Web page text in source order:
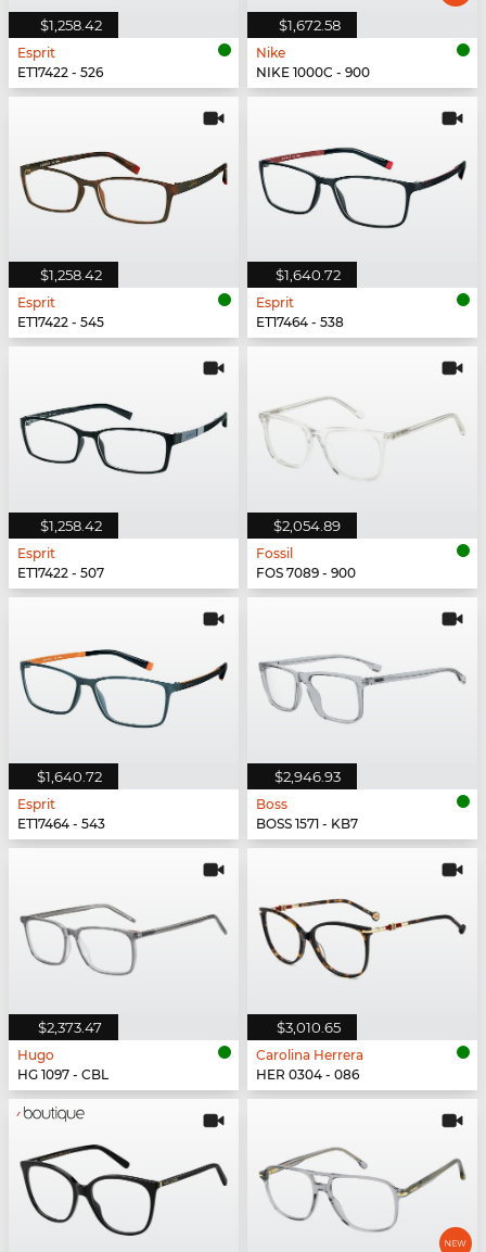
$1,258.42
Esprit
ET17422 - 526
$1,672.58
Nike
NIKE 1000C - 900
$1,258.42
Esprit
ET17422 - 545
$1,640.72
Esprit
ET17464 - 538
$1,258.42
Esprit
ET17422 - 507
$2,054.89
Fossil
FOS 7089 - 900
$1,640.72
Esprit
ET17464 - 543
$2,946.93
Boss
BOSS 1571 - KB7
$2,373.47
Hugo
HG 1097 - CBL
$3,010.65
Carolina Herrera
HER 0304 - 086